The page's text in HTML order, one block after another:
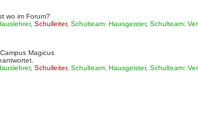
wo im Forum?
, Schulleiter, Schulteam: Hausgeister, Schulteam:
Magicus
, Schulleiter, Schulteam: Hausgeister, Schulteam: